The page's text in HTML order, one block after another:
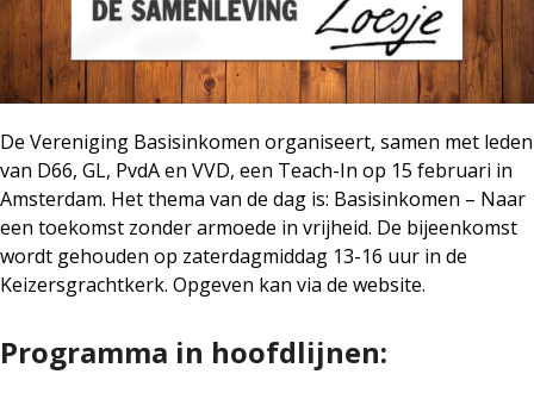
De Vereniging Basisinkomen organiseert, samen met leden
van D66, GL, PvdA en VVD, een Teach-In op 15 februari in
Amsterdam. Het thema van de dag is: Basisinkomen – Naar
een toekomst zonder armoede in vrijheid. De bijeenkomst
wordt gehouden op zaterdagmiddag 13-16 uur in de
Keizersgrachtkerk. Opgeven kan via de website.
Programma in hoofdlijnen: